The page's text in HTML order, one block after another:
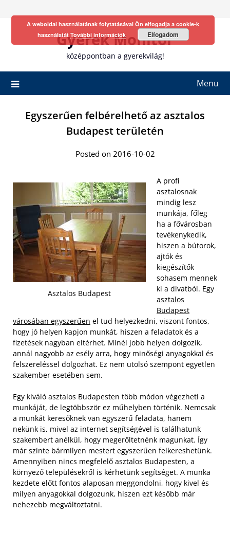
Gyerek Monitor
középpontban a gyerekvilág!
Menu
Egyszerűen felbérelhető az asztalos
Budapest területén
Posted on 2016-10-02
Asztalos Budapest
A profi
asztalosnak
mindig lesz
munkája, főleg
ha a fővárosban
tevékenykedik,
hiszen a bútorok,
ajtók és
kiegészítők
sohasem mennek
ki a divatból. Egy
asztalos
Budapest
városában egyszerűen el tud helyezkedni, viszont fontos,
hogy jó helyen kapjon munkát, hiszen a feladatok és a
fizetések nagyban eltérhet. Minél jobb helyen dolgozik,
annál nagyobb az esély arra, hogy minőségi anyagokkal és
felszereléssel dolgozhat. Ez nem utolsó szempont egyetlen
szakember esetében sem.
Egy kiváló asztalos Budapesten több módon végezheti a
munkáját, de legtöbbször ez műhelyben történik. Nemcsak
a munkát keresőknek van egyszerű feladata, hanem
nekünk is, mivel az internet segítségével is találhatunk
szakembert anélkül, hogy megerőltetnénk magunkat. Így
már szinte bármilyen mestert egyszerűen felkereshetünk.
Amennyiben nincs megfelelő asztalos Budapesten, a
környező településekről is kérhetünk segítséget. A munka
kezdete előtt fontos alaposan meggondolni, hogy kivel és
milyen anyagokkal dolgozunk, hiszen ezt később már
nehezebb megváltoztatni.
A weboldal használatának folytatásával Ön elfogadja a cookie-k
használatát További információk Elfogadom